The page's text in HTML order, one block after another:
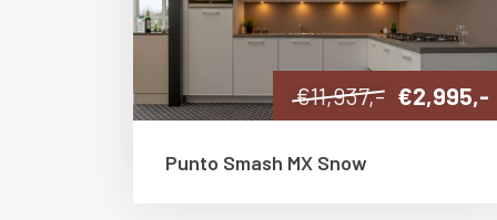
€11,937,- €2,995,-
Punto Smash MX Snow